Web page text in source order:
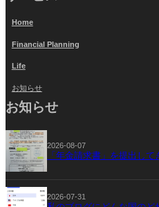
Home
Financial Planning
Life
お知らせ
お知らせ
2026-08-07
「年金請求書」を提出して
2026-07-31